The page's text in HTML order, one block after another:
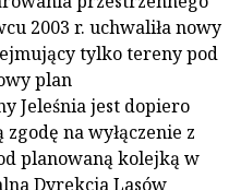
2003 r. uchwaliła nowy
tylko tereny pod
plan
Jeleśnia jest dopiero
na wyłączenie z
planowaną kolejką w
Dyrekcja Lasów